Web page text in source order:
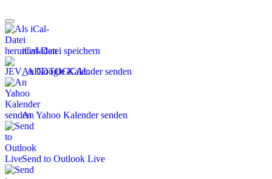
iCal-Datei speichern
An Google Kalender senden
An Yahoo Kalender senden
Send to Outlook Live